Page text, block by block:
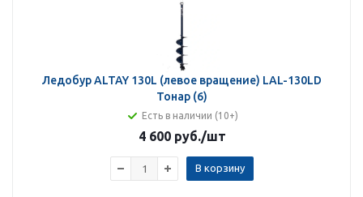
Ледобур ALTAY 130L (левое вращение) LAL-130LD
Тонар (6)
Есть в наличии (10+)
4 600 руб./шт
В корзину